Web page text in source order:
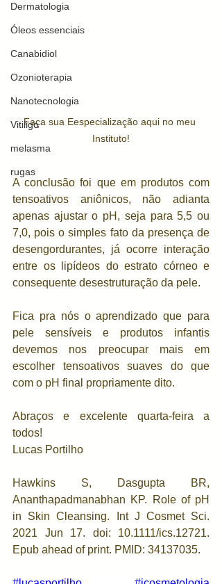
Dermatologia
Óleos essenciais
Canabidiol
Ozonioterapia
Nanotecnologia
Vitiligo
melasma
rugas
Faça sua Eespecialização aqui no meu
Instituto!
A conclusão foi que em produtos com
tensoativos aniônicos, não adianta
apenas ajustar o pH, seja para 5,5 ou
7,0, pois o simples fato da presença de
desengordurantes, já ocorre interação
entre os lipídeos do estrato córneo e
consequente desestruturação da pele.
Fica pra nós o aprendizado que para
pele sensíveis e produtos infantis
devemos nos preocupar mais em
escolher tensoativos suaves do que
com o pH final propriamente dito.
Abraços e excelente quarta-feira a
todos!
Lucas Portilho
Hawkins S, Dasgupta BR,
Ananthapadmanabhan KP. Role of pH
in Skin Cleansing. Int J Cosmet Sci.
2021 Jun 17. doi: 10.1111/ics.12721.
Epub ahead of print. PMID: 34137035.